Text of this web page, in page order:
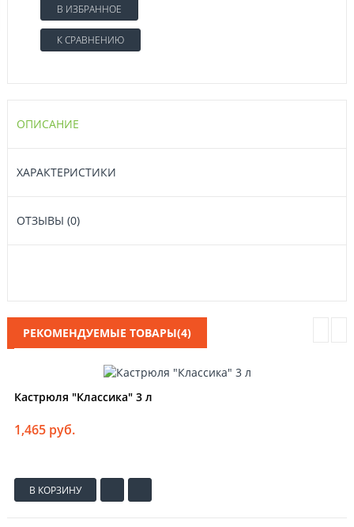
В ИЗБРАННОЕ
К СРАВНЕНИЮ
ОПИСАНИЕ
ХАРАКТЕРИСТИКИ
ОТЗЫВЫ (0)
РЕКОМЕНДУЕМЫЕ ТОВАРЫ(4)
Кастрюля "Классика" 3 л
1,465 руб.
В КОРЗИНУ